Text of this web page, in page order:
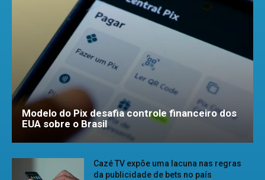
Modelo do Pix desafia controle financeiro dos
EUA sobre o Brasil
Cazé TV expõe uma lacuna nas regras
da publicidade de bets no país